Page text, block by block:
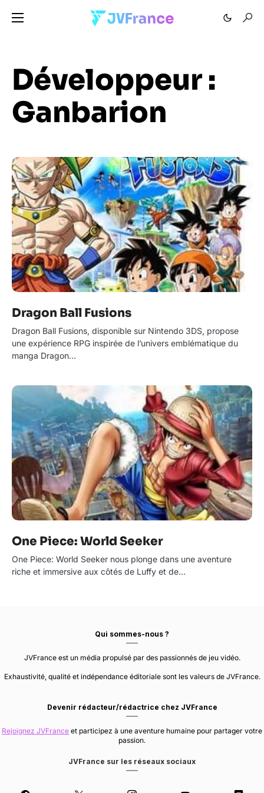
Développeur :
Ganbarion
Dragon Ball Fusions
Dragon Ball Fusions, disponible sur Nintendo 3DS, propose
une expérience RPG inspirée de l’univers emblématique du
manga Dragon…
One Piece: World Seeker
One Piece: World Seeker nous plonge dans une aventure
riche et immersive aux côtés de Luffy et de…
Qui sommes-nous ?
JVFrance est un média propulsé par des passionnés de jeu vidéo.
Exhaustivité, qualité et indépendance éditoriale sont les valeurs de JVFrance.
Devenir rédacteur/rédactrice chez JVFrance
Rejoignez JVFrance et participez à une aventure humaine pour partager votre
passion.
JVFrance sur les réseaux sociaux